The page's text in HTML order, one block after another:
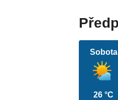
Sobota
26 °C